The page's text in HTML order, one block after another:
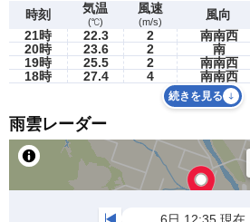
時刻 気温
(℃)
風速
(m/s) 風向
21時 22.3 2 南南西
20時
23.6 2 南
19時
25.5 2 南南西
18時
27.4 4 南南西
続きを見る
雨雲レーダー